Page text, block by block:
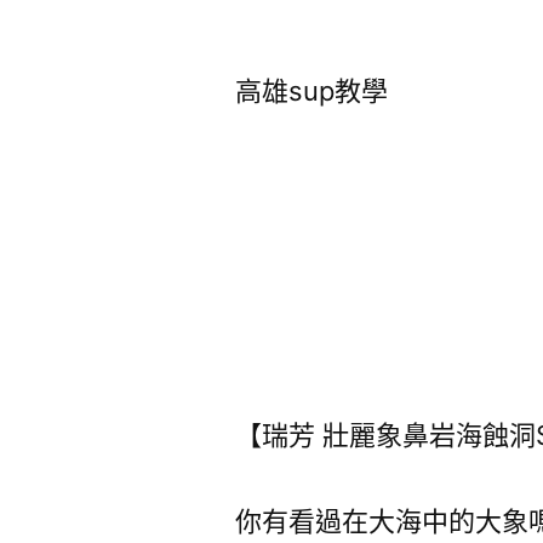
高雄sup教學
【瑞芳 壯麗象鼻岩海蝕洞
你有看過在大海中的大象